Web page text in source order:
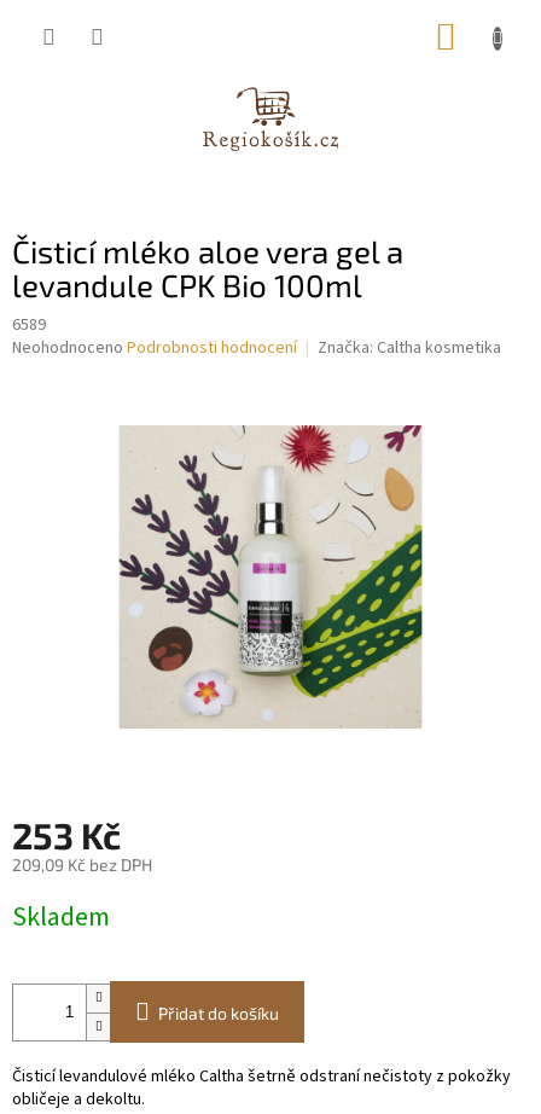
Čisticí mléko aloe vera gel a
levandule CPK Bio 100ml
6589
Průměrné
Neohodnoceno Podrobnosti hodnocení Značka: Caltha kosmetika
253 Kč
209,09 Kč bez DPH
cena:
Skladem
Přidat do košíku
Čisticí levandulové mléko Caltha šetrně odstraní nečistoty z pokožky
obličeje a dekoltu.